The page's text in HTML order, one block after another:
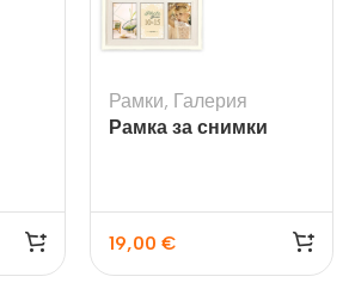
Рамки, Галерия
Рамка за снимки
19,00 €